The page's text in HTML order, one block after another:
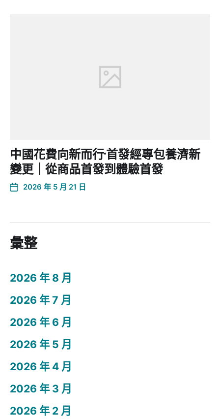
中國花費向新而行·首發經專包養濟新
變更｜從商品首發到體驗首發
2026 年 5 月 21 日
彙整
2026 年 8 月
2026 年 7 月
2026 年 6 月
2026 年 5 月
2026 年 4 月
2026 年 3 月
2026 年 2 月